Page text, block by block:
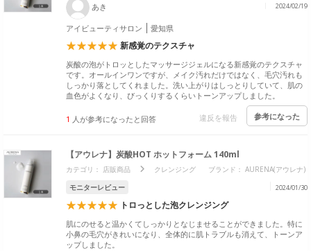
あき 2024/02/19
アイビューティサロン 愛知県
新感覚のテクスチャ
炭酸の泡がトロッとしたマッサージジェルになる新感覚のテクスチャ
です。オールインワンですが、メイク汚れだけではなく、毛穴汚れも
しっかり落としてくれました。洗い上がりはしっとりしていて、肌の
血色がよくなり、びっくりするくらいトーンアップしました。
1 人が参考になったと回答 違反を報告 参考になった
【アウレナ】炭酸HOT ホットフォーム 140ml
カテゴリ： 店販商品 クレンジング
ブランド： AURENA(アウレナ)
モニターレビュー
2024/01/30
トロっとした泡クレンジング
肌にのせると温かくてしっかりとなじませることができました。特に
小鼻の毛穴がきれいになり、全体的に肌トラブルも消えて、トーンア
ップしました。